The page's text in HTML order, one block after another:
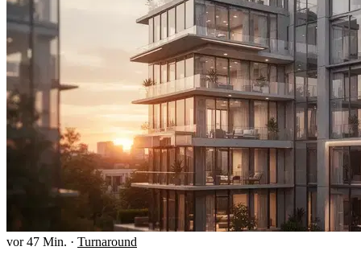
vor 47 Min. · Turnaround